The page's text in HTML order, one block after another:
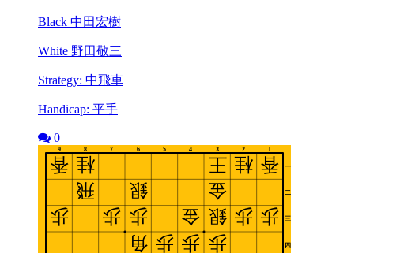
Black 中田宏樹
White 野田敬三
Strategy: 中飛車
Handicap: 平手
0